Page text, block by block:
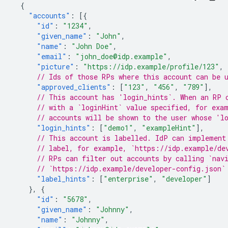
{
"accounts" :
[{
"id" : "1234" ,
"given_name" : "John" ,
"name" : "John Doe" ,
"email" : "john_doe@idp.example" ,
"picture" : "https://idp.example/profile/123" ,
// Ids of those RPs where this account can be
"approved_clients" : [ "123" , "456" , "789" ],
// This account has 'login_hints`. When an
// with a `loginHint` value specified, for
// accounts will be shown to the user whose
"login_hints" : [ "demo1" , "exampleHint" ],
// This account is labelled. IdP can
// label, for example, `https://idp.example/
// RPs can filter out accounts by calling
// `https://idp.example/developer-
"label_hints" : [ "enterprise" , "developer" ]
},
{
"id" : "5678" ,
"given_name" : "Johnny" ,
"name" : "Johnny" ,